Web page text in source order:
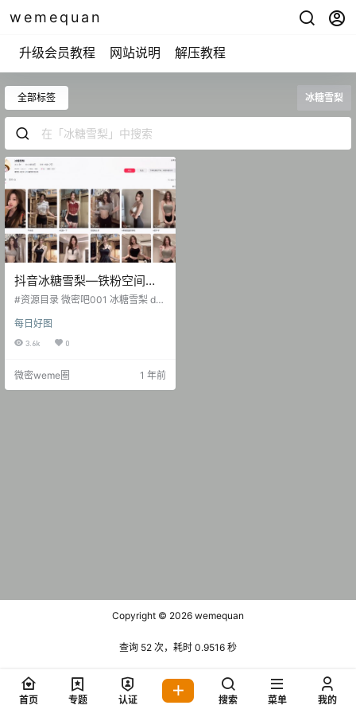
wemequan
升级会员教程 网站说明 解压教程
全部标签 冰糖雪梨
抖音冰糖雪梨—铁粉空间圈
子付费视频图片合集【持续
#资源目录 微密吧001 冰糖雪梨 dy
密吧002 冰糖雪梨 其他养眼图集 [1
41P-28.71 MB] 抖音 冰糖雪梨 铁粉
每日好图
3.6k 0
微密weme圈 1 年前
Copyright © 2026 wemequan
查询 52 次，耗时 0.9516 秒
首页 专题 认证 搜索 菜单 我的